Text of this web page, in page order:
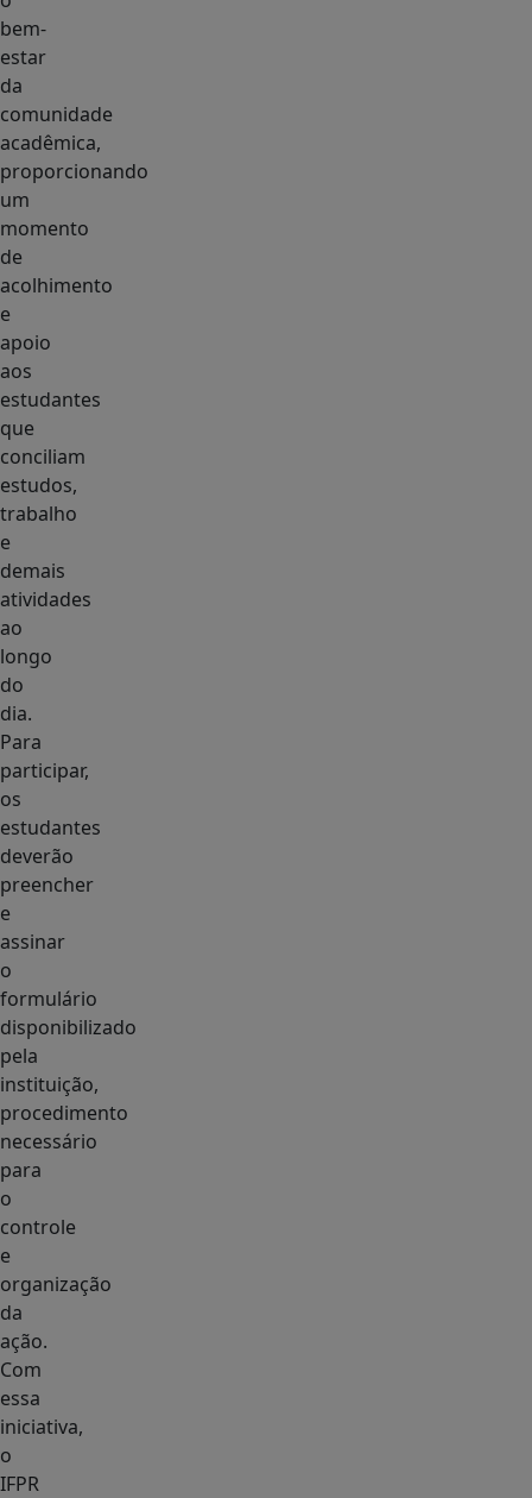
bem-
estar
da
comunidade
acadêmica,
proporcionando
um
momento
de
acolhimento
e
apoio
aos
estudantes
que
conciliam
estudos,
trabalho
e
demais
atividades
ao
longo
do
dia.
Para
participar,
os
estudantes
deverão
preencher
e
assinar
o
formulário
disponibilizado
pela
instituição,
procedimento
necessário
para
o
controle
e
organização
da
ação.
Com
essa
iniciativa,
o
IFPR